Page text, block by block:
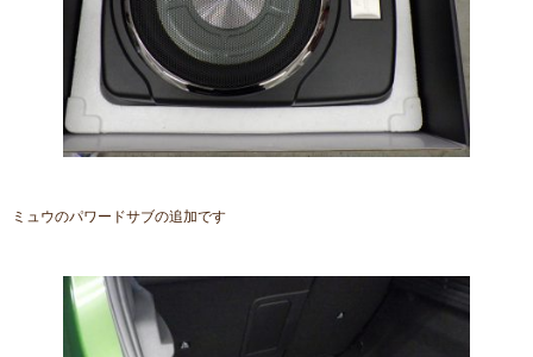
ミュウのパワードサブの追加です